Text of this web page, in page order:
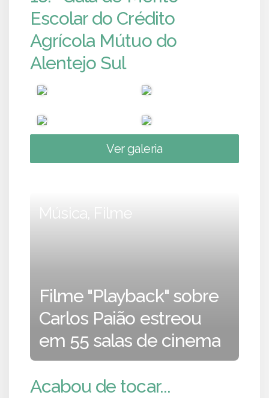
Escolar do Crédito
Agrícola Mútuo do
Alentejo Sul
Ver galeria
Música, Filme
Filme "Playback" sobre
Carlos Paião estreou
em 55 salas de cinema
Acabou de tocar...